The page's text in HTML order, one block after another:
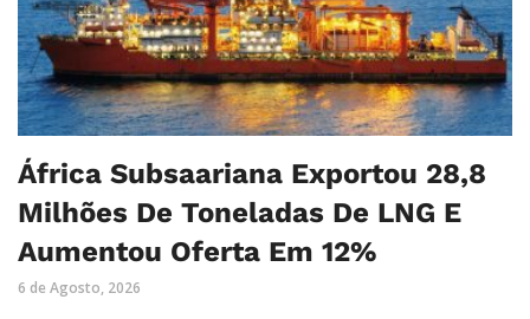
África Subsaariana Exportou 28,8
Milhões De Toneladas De LNG E
Aumentou Oferta Em 12%
6 de Agosto, 2026